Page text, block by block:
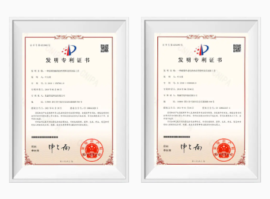
食性製品の開発、製造、供給を専門としていま
す。当社の製品ポートフォリオは、PVC-C、PVC-
U、PVDF、PPH、FRPP などの材料に及び、幅広
い種類と仕様を備えています。特に、当社のバタ
フライバルブは直径 DN1000 に達することがで
き、パイプと継手は最大 DN800 まで拡張できる
ため、市場のギャップに対処し、業界での競争力
を維持できます。
Kaixin は、「テクノロジー主導、時代と歩調を合